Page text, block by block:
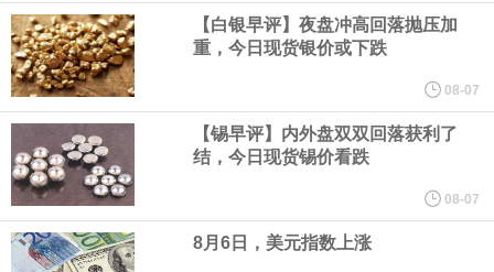
纽约期金突破4340美元/盎司，日内涨0.94%。
美国国会预算办公室（CBO）于当地时间5日发布报告称，美国海军
计划建造的15艘核动力“特朗普级”（Trump-class）战列舰，从研发
到采购的总费用可能高达2750亿美元，为美国有史以来最昂贵的水
面战舰项目之一。 根据CBO的初步估算，首舰造价约234亿美元，
【白银早评】夜盘冲高回落抛压加
重，今日现货银价或下跌
08-07
【锡早评】内外盘双双回落获利了
结，今日现货锡价看跌
08-07
8月6日，美元指数上涨